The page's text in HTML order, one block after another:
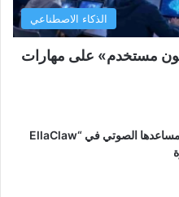
الذكاء الاصطناعي
مستخدم» على مهارات
تكنو تعيد ابتكار مساعدها الصوتي في “EllaClaw